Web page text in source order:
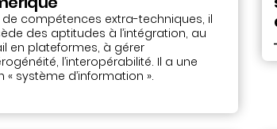
de compétences extra-techniques, il
des aptitudes à l’intégration, au
en plateformes, à gérer
l’interopérabilité. Il a une
« système d’information ».